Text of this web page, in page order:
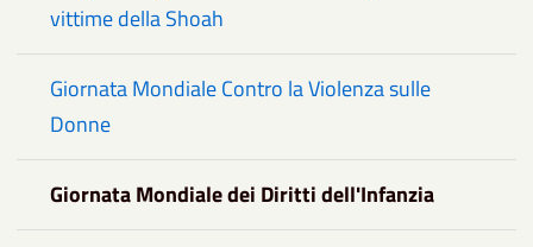
vittime della Shoah
Giornata Mondiale Contro la Violenza sulle
Donne
Giornata Mondiale dei Diritti dell'Infanzia